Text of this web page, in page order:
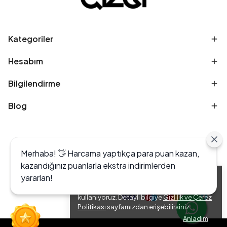
kullanıyoruz. Detaylı bilgiyeGizlilik ve Çerez
Politikasısayfamızdan erişebilirsiniz.
Anladım
Kategoriler
Hesabım
Bilgilendirme
Blog
Merhaba! 👋 Harcama yaptıkça para puan kazan,
kazandığınız puanlarla ekstra indirimlerden
yararlan!